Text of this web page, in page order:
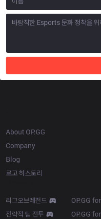
About OP.GG
Company
Blog
로고 히스토리
리그오브레전드
전략적 팀 전투
OP.GG
OP.GG